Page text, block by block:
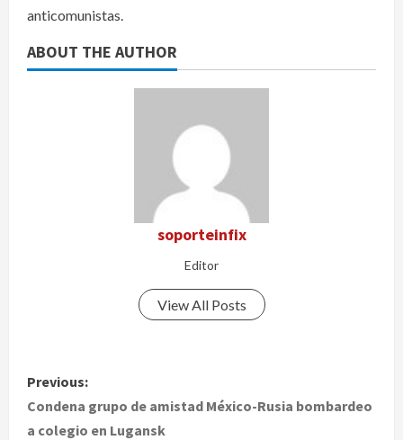
anticomunistas.
ABOUT THE AUTHOR
soporteinfix
Editor
View All Posts
P
o
Previous:
Condena grupo de amistad México-Rusia bombardeo
a colegio en Lugansk